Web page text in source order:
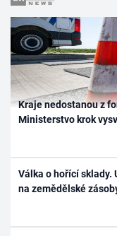
Kraje nedostanou z
Ministerstvo krok
Válka o hořící sklady.
na zemědělské